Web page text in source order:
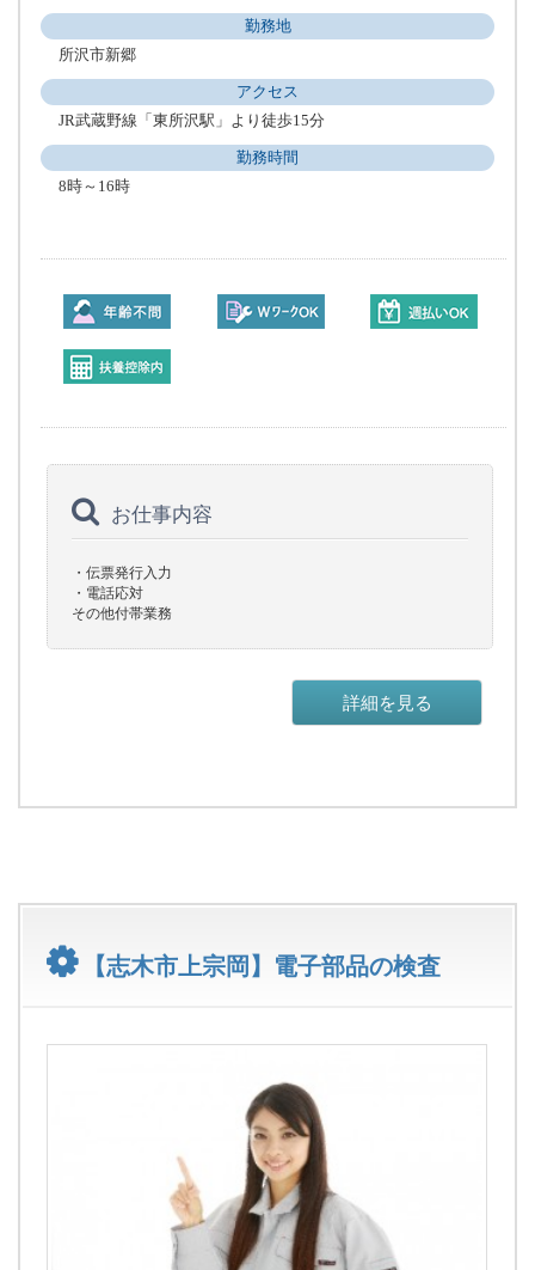
勤務地
所沢市新郷
アクセス
JR武蔵野線「東所沢駅」より徒歩15分
勤務時間
8時～16時
お仕事内容
・伝票発行入力
・電話応対
その他付帯業務
詳細を見る
【志木市上宗岡】電子部品の検査